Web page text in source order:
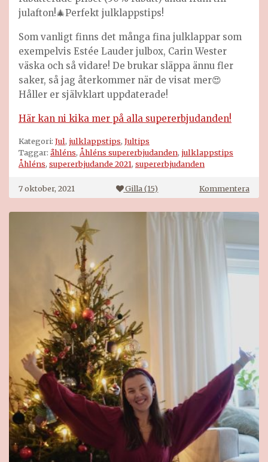
julafton!🎄Perfekt julklappstips!
Som vanligt finns det många fina julklappar som
exempelvis Estée Lauder julbox, Carin Wester
väska och så vidare! De brukar släppa ännu fler
saker, så jag återkommer när de visat mer😍
Håller er självklart uppdaterade!
Här kan ni kika mer på alla supererbjudanden!
Kategori: Jul, julklappstips, Jultips
Taggar: åhléns,Åhléns supererbjudanden, julklappstips
Åhléns, supererbjudande 2021, supererbjudanden
7 oktober, 2021 Gilla (15) Kommenterapå